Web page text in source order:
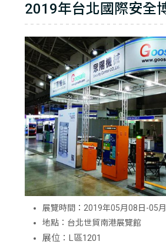
2019年台北國際安全
展覽時間：2019年05月08日-05
地點：台北世貿南港展覽館
展位：L區1201